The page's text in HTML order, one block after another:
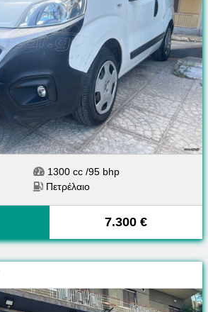
1300 cc /95 bhp
Πετρέλαιο
7.300 €